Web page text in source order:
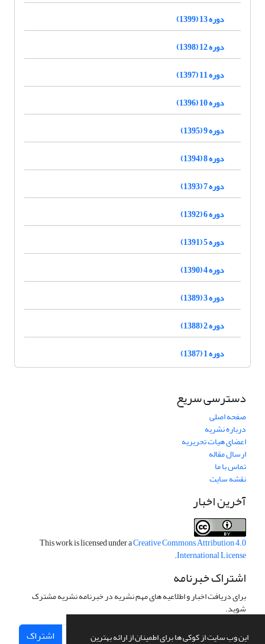
این وب سایت از کوکی ها برای اطمینان از ارائه بهترین
دوره 13 (1399)
دوره 12 (1398)
دوره 11 (1397)
دوره 10 (1396)
دوره 9 (1395)
دوره 8 (1394)
دوره 7 (1393)
دوره 6 (1392)
دوره 5 (1391)
دوره 4 (1390)
دوره 3 (1389)
دوره 2 (1388)
دوره 1 (1387)
دسترسی سریع
صفحه اصلی
درباره نشریه
اعضای هیات تحریریه
ارسال مقاله
تماس با ما
نقشه سایت
آخرین اخبار
This work is licensed under aCreative Commons Attribution 4.0
International License
.
اشتراک خبرنامه
برای دریافت اخبار و اطلاعیه های مهم نشریه در خبرنامه نشریه مشترک
شوید.
اشتراک